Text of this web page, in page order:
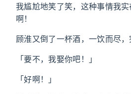
我尴尬地笑了笑，这种事情我
啊！
顾淮又倒了一杯酒，一饮而尽
「要不，我娶你吧！」
「好啊！」